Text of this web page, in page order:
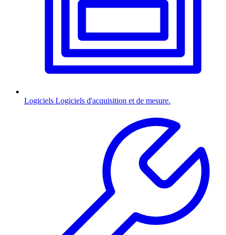
Logiciels Logiciels d'acquisition et de mesure.